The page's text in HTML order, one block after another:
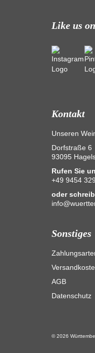
Like us
Kontakt
Unseren
Dorfstraße 6
93095
Rufen Sie
+49 9454 329
oder
Sonstiges
AGB
Datenschutz
© 2026